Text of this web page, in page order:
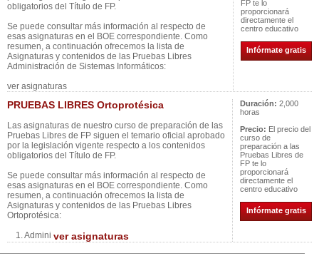
obligatorios del Título de FP.
Se puede consultar más información al respecto de
esas asignaturas en el BOE correspondiente. Como
resumen, a continuación ofrecemos la lista de
Asignaturas y contenidos de las Pruebas Libres
Administración de Sistemas Informáticos:
ver asignaturas
FP te lo
proporcionará
directamente el
centro educativo
Infórmate gratis
PRUEBAS LIBRES Ortoprotésica
Las asignaturas de nuestro curso de preparación de las
Pruebas Libres de FP siguen el temario oficial aprobado
por la legislación vigente respecto a los contenidos
obligatorios del Título de FP.
Se puede consultar más información al respecto de
esas asignaturas en el BOE correspondiente. Como
resumen, a continuación ofrecemos la lista de
Asignaturas y contenidos de las Pruebas Libres
Ortoprotésica:
1. Admini ver asignaturas
Duración: 2,000
horas
Precio: El precio del
curso de
preparación a las
Pruebas Libres de
FP te lo
proporcionará
directamente el
centro educativo
Infórmate gratis